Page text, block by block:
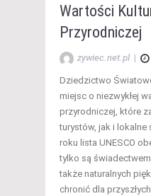
Wartości
Przyrodniczej
zywiec.net.pl |
Dziedzictwo
miejsc o niezwykłej
przyrodniczej, które
turystów, jak i lokalne
roku lista UNESCO
tylko są
także naturalnych
chronić dla